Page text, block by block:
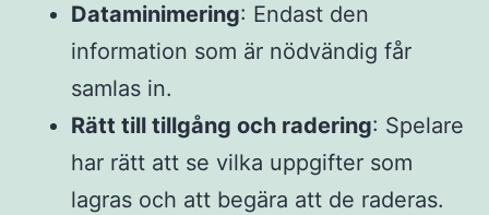
Dataminimering: Endast den
information som är nödvändig får
samlas in.
Rätt till tillgång och radering: Spelare
har rätt att se vilka uppgifter som
lagras och att begära att de raderas.